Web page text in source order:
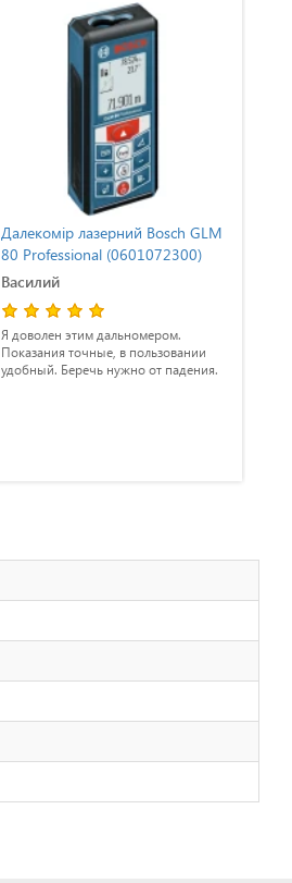
Далекомір лазерний Bosch GLM
80 Professional (0601072300)
Василий
Я доволен этим дальномером.
Показания точные, в пользовании
удобный. Беречь нужно от падения.